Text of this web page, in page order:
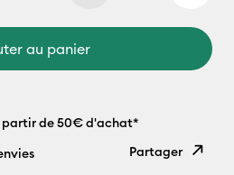
au panier
de 50€ d'achat*
Partager